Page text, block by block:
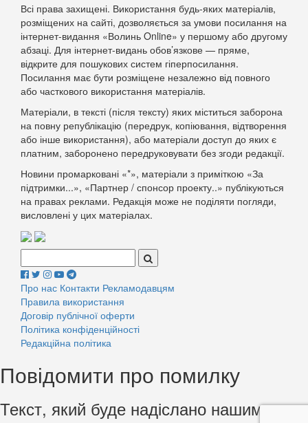
Всі права захищені. Використання будь-яких матеріалів,
розміщених на сайті, дозволяється за умови посилання на
інтернет-видання «Волинь Online» у першому або другому
абзаці. Для інтернет-видань обов’язкове — пряме,
відкрите для пошукових систем гіперпосилання.
Посилання має бути розміщене незалежно від повного
або часткового використання матеріалів.
Матеріали, в тексті (після тексту) яких міститься заборона
на повну републікацію (передрук, копіювання, відтворення
або інше використання), або матеріали доступ до яких є
платним, заборонено передруковувати без згоди редакції.
Новини промарковані «*», матеріали з приміткою «За
підтримки...», «Партнер / спонсор проекту..» публікуються
на правах реклами. Редакція може не поділяти погляди,
висловлені у цих матеріалах.
Про нас Контакти Рекламодавцям
Правила використання
Договір публічної оферти
Політика конфіденційності
Редакційна політика
Повідомити про помилку
Текст, який буде надіслано нашим